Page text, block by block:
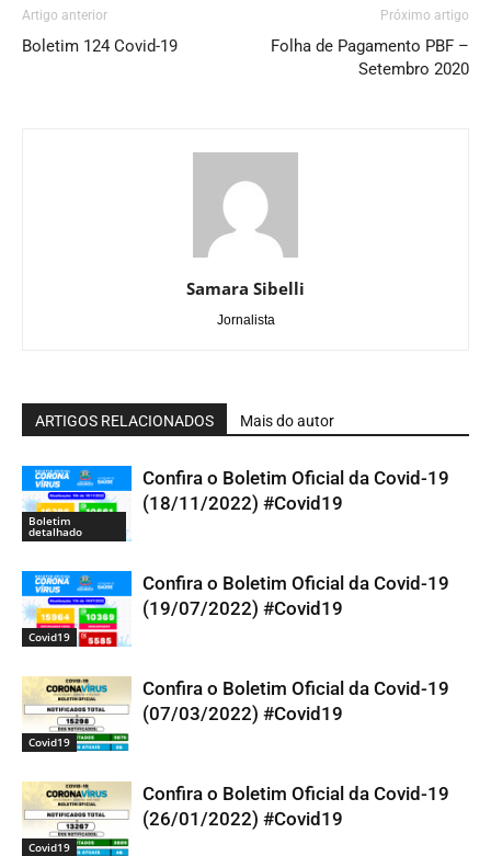
Artigo anterior
Boletim 124 Covid-19
Próximo artigo
Folha de Pagamento PBF –
Setembro 2020
Samara Sibelli
Jornalista
ARTIGOS RELACIONADOS Mais do autor
Boletim
detalhado
Confira o Boletim Oficial da Covid-19
(18/11/2022) #Covid19
Covid19
Confira o Boletim Oficial da Covid-19
(19/07/2022) #Covid19
Covid19
Confira o Boletim Oficial da Covid-19
(07/03/2022) #Covid19
Covid19
Confira o Boletim Oficial da Covid-19
(26/01/2022) #Covid19